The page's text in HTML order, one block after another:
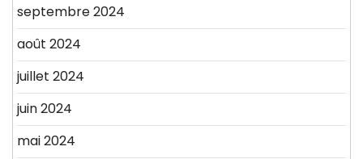
septembre 2024
août 2024
juillet 2024
juin 2024
mai 2024